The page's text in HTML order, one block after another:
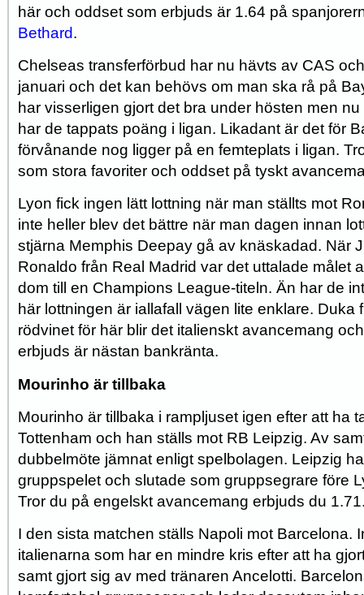
här och oddset som erbjuds är 1.64 på
Bethard.
Chelseas transferförbud har nu hävts av CAS
januari och det kan behövs om man ska rå på
har visserligen gjort det bra under hösten men
har de tappats poäng i ligan. Likadant är det för
förvånande nog ligger på en femteplats i ligan.
som stora favoriter och oddset på tyskt
Lyon fick ingen lätt lottning när man ställts mot
inte heller blev det bättre när man dagen innan
stjärna Memphis Deepay gå av knäskadad. När
Ronaldo från Real Madrid var det uttalade målet
dom till en Champions League-titeln. Än har de
här lottningen är iallafall vägen lite enklare. Duka
rödvinet för här blir det italienskt avancemang
erbjuds är nästan bankränta.
Mourinho är tillbaka
Mourinho är tillbaka i rampljuset igen efter att ha
Tottenham och han ställs mot RB Leipzig. Av
dubbelmöte jämnat enligt spelbolagen. Leipzig
gruppspelet och slutade som gruppsegrare före
Tror du på engelskt avancemang erbjuds du
I den sista matchen ställs Napoli mot Barcelona.
italienarna som har en mindre kris efter att ha
samt gjort sig av med tränaren Ancelotti.